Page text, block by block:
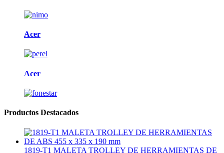
Acer
Acer
Productos Destacados
1819-T1 MALETA TROLLEY DE HERRAMIENTAS DE